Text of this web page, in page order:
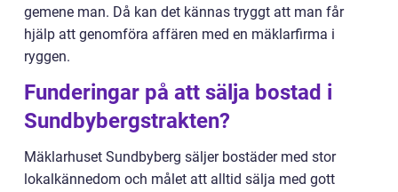
gemene man. Då kan det kännas tryggt att man får
hjälp att genomföra affären med en mäklarfirma i
ryggen.
Funderingar på att sälja bostad i
Sundbybergstrakten?
Mäklarhuset Sundbyberg säljer bostäder med stor
lokalkännedom och målet att alltid sälja med gott